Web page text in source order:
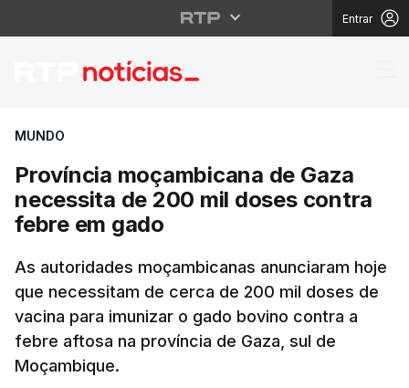
Entrar
Província
MUNDO
Província moçambicana de Gaza
necessita de 200 mil doses contra
febre em gado
As autoridades moçambicanas anunciaram hoje
que necessitam de cerca de 200 mil doses de
vacina para imunizar o gado bovino contra a
febre aftosa na província de Gaza, sul de
Moçambique.